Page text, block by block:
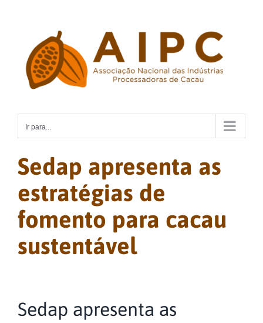
conteúdo
Ir para...
Sedap apresenta as
estratégias de
fomento para cacau
sustentável
Sedap apresenta as